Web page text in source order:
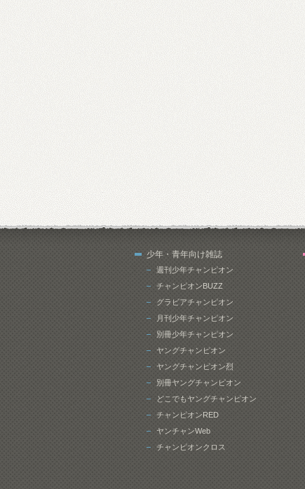
少年・青年向け雑誌
週刊少年チャンピオン
チャンピオンBUZZ
グラビアチャンピオン
月刊少年チャンピオン
別冊少年チャンピオン
ヤングチャンピオン
ヤングチャンピオン烈
別冊ヤングチャンピオン
どこでもヤングチャンピオン
チャンピオンRED
ヤンチャンWeb
チャンピオンクロス